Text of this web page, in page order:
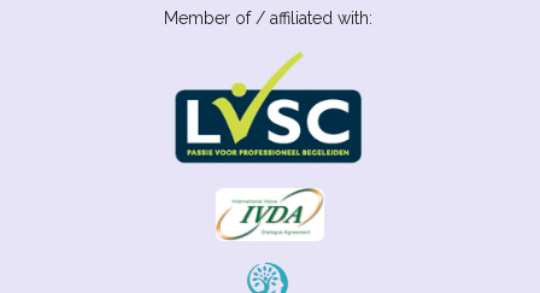
Member of / affiliated with: